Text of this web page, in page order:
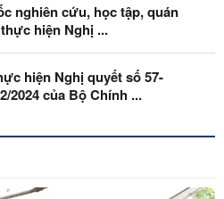
nghiên cứu, học tập, quán
hiện Nghị ...
hiện Nghị quyết số 57-
2024 của Bộ Chính ...